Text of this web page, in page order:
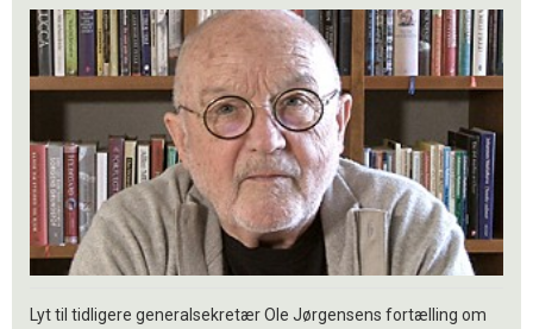
Lyt til tidligere generalsekretær Ole Jørgensens fortælling om